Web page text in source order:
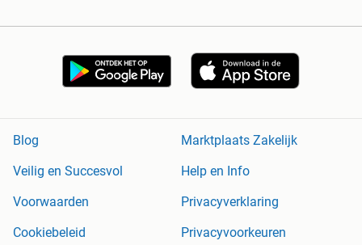
Blog
Marktplaats Zakelijk
Veilig en Succesvol
Help en Info
Voorwaarden
Privacyverklaring
Cookiebeleid
Privacyvoorkeuren